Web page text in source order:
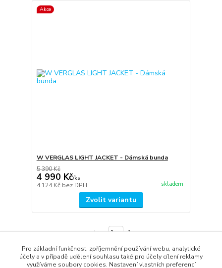
Akce
W VERGLAS LIGHT JACKET - Dámská bunda
5 390 Kč
4 990 Kč/ks
4 124 Kč bez DPH skladem
Zvolit variantu
strana z 1
Pro základní funkčnost, zpříjemnění používání webu, analytické
účely a v případě udělení souhlasu také pro účely cílení reklamy
využíváme soubory cookies. Nastavení vlastních preferencí